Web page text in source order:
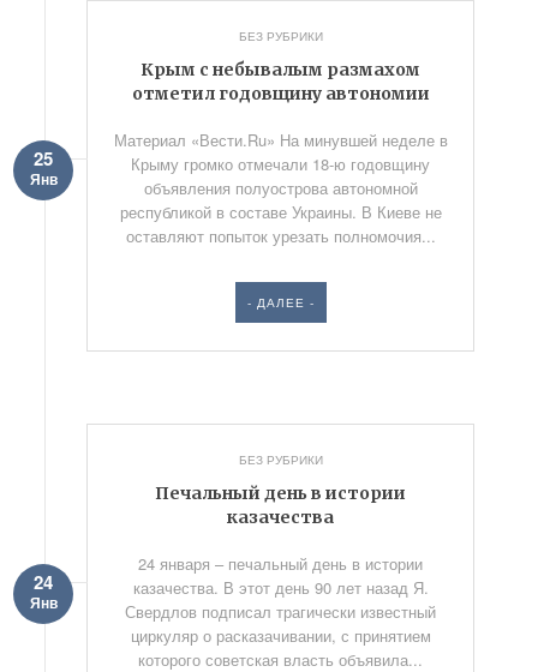
БЕЗ РУБРИКИ
Крым с небывалым размахом
отметил годовщину автономии
25
Янв
Материал «Вести.Ru» На минувшей неделе в
Крыму громко отмечали 18-ю годовщину
объявления полуострова автономной
республикой в составе Украины. В Киеве не
оставляют попыток урезать полномочия...
- ДАЛЕЕ -
БЕЗ РУБРИКИ
Печальный день в истории
казачества
24
Янв
24 января – печальный день в истории
казачества. В этот день 90 лет назад Я.
Свердлов подписал трагически известный
циркуляр о расказачивании, с принятием
которого советская власть объявила...